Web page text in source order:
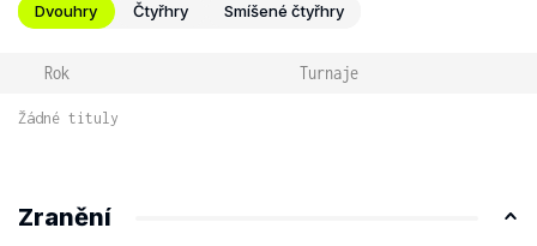
Dvouhry Čtyřhry Smíšené čtyřhry
Rok Turnaje
Žádné tituly
Zranění